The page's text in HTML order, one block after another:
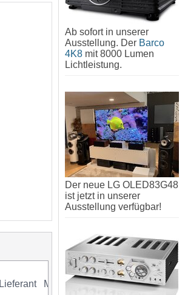
Lieferant Mindestkauf GTIN
Ab sofort in unserer
Ausstellung. Der Barco
4K8 mit 8000 Lumen
Lichtleistung.
Der neue LG OLED83G48
ist jetzt in unserer
Ausstellung verfügbar!